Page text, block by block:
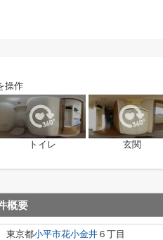
操作
トイレ 玄関
概要
東京都小平市花小金井 ６丁目